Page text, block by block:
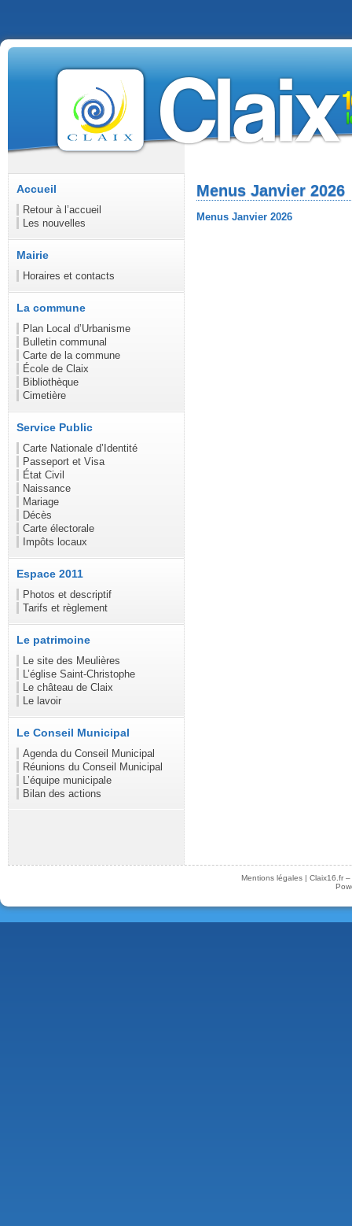
Accueil
Retour à l’accueil
Les nouvelles
Mairie
Horaires et contacts
La commune
Plan Local d’Urbanisme
Bulletin communal
Carte de la commune
École de Claix
Bibliothèque
Cimetière
Service Public
Carte Nationale d’Identité
Passeport et Visa
État Civil
Naissance
Mariage
Décès
Carte électorale
Impôts locaux
Espace 2011
Photos et descriptif
Tarifs et règlement
Le patrimoine
Le site des Meulières
L’église Saint-Christophe
Le château de Claix
Le lavoir
Le Conseil Municipal
Agenda du Conseil Municipal
Réunions du Conseil Municipal
L’équipe municipale
Bilan des actions
Menus Janvier 2026
Menus Janvier 2026
Mentions légales| Claix16.fr